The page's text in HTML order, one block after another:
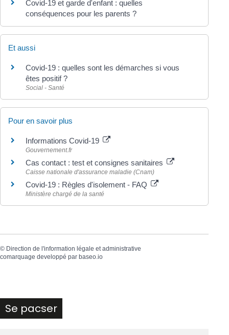
Covid-19 et garde d'enfant : quelles
conséquences pour les parents ?
Et aussi
Covid-19 : quelles sont les démarches si vous
êtes positif ?
Social - Santé
Pour en savoir plus
Informations Covid-19
Gouvernement.fr
Cas contact : test et consignes sanitaires
Caisse nationale d'assurance maladie (Cnam)
Covid-19 : Règles d'isolement - FAQ
Ministère chargé de la santé
© Direction de l'information légale et administrative
comarquage developpé par baseo.io
Se pacser